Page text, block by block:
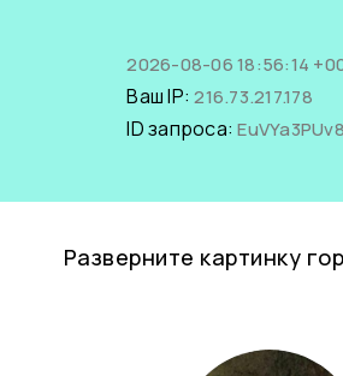
2026-08-06 18:56:14
Ваш IP:216.73.217.178
ID запроса:
Разверните картинку